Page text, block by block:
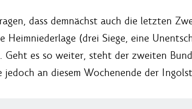
dass demnächst auch die letzten
Heimniederlage (drei Siege, eine
Geht es so weiter, steht der zweiten
jedoch an diesem Wochenende der